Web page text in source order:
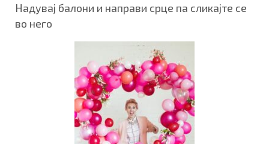
Надувај балони и направи срце па сликајте се
во него